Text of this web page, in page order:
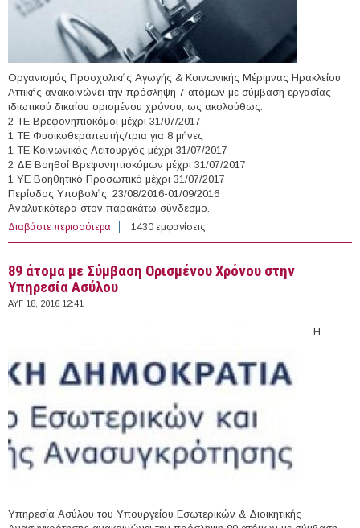
Οργανισμός Προσχολικής Αγωγής & Κοινωνικής Μέριμνας Ηρακλείου
Αττικής ανακοινώνει την πρόσληψη 7 ατόμων με σύμβαση εργασίας
ιδιωτικού δικαίου ορισμένου χρόνου, ως ακολούθως:
2 ΤΕ Βρεφονηπιοκόμοι μέχρι 31/07/2017
1 ΤΕ Φυσικοθεραπευτής/τρια για 8 μήνες
1 ΤΕ Κοινωνικός Λειτουργός μέχρι 31/07/2017
2 ΔΕ Βοηθοί Βρεφονηπιοκόμων μέχρι 31/07/2017
1 ΥΕ Βοηθητικό Προσωπικό μέχρι 31/07/2017
Περίοδος Υποβολής: 23/08/2016-01/09/2016
Αναλυτικότερα στον παρακάτω σύνδεσμο.
Διαβάστε περισσότερα για 7 άτομα με Σύμβαση Ορισμένου Χρόνου στον
Οργανισμό Προσχολικής Αγωγής & Κοινωνικής
1430 εμφανίσεις
89 άτομα με Σύμβαση Ορισμένου Χρόνου στην
Υπηρεσία Ασύλου
ΑΥΓ 18, 2016 12:41
Η
Υπηρεσία Ασύλου του Υπουργείου Εσωτερικών & Διοικητικής